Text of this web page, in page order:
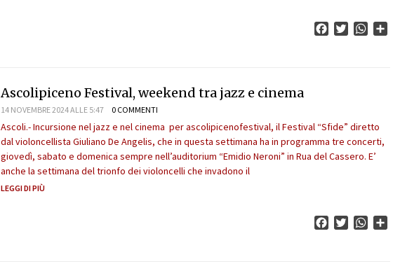
FacebookTwitter
Ascolipiceno Festival, weekend tra jazz e cinema
14 NOVEMBRE 2024 ALLE 5:47 0 COMMENTI
Ascoli.- Incursione nel jazz e nel cinema per ascolipicenofestival, il Festival “Sfide” diretto
dal violoncellista Giuliano De Angelis, che in questa settimana ha in programma tre concerti,
giovedì, sabato e domenica sempre nell’auditorium “Emidio Neroni” in Rua del Cassero. E’
anche la settimana del trionfo dei violoncelli che invadono il
LEGGI DI PIÙ
FacebookTwitter